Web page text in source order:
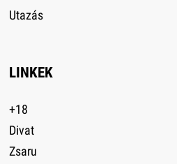
Utazás
LINKEK
+18
Divat
Zsaru